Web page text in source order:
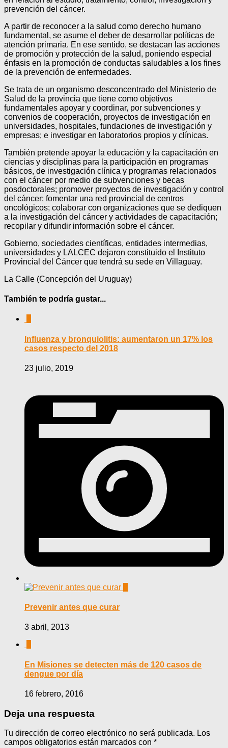
prevención del cáncer.
A partir de reconocer a la salud como derecho humano
fundamental, se asume el deber de desarrollar políticas de
atención primaria. En ese sentido, se destacan las acciones
de promoción y protección de la salud, poniendo especial
énfasis en la promoción de conductas saludables a los fines
de la prevención de enfermedades.
Se trata de un organismo desconcentrado del Ministerio de
Salud de la provincia que tiene como objetivos
fundamentales apoyar y coordinar, por subvenciones y
convenios de cooperación, proyectos de investigación en
universidades, hospitales, fundaciones de investigación y
empresas; e investigar en laboratorios propios y clínicas.
También pretende apoyar la educación y la capacitación en
ciencias y disciplinas para la participación en programas
básicos, de investigación clínica y programas relacionados
con el cáncer por medio de subvenciones y becas
posdoctorales; promover proyectos de investigación y control
del cáncer; fomentar una red provincial de centros
oncológicos; colaborar con organizaciones que se dediquen
a la investigación del cáncer y actividades de capacitación;
recopilar y difundir información sobre el cáncer.
Gobierno, sociedades científicas, entidades intermedias,
universidades y LALCEC dejaron constituido el Instituto
Provincial del Cáncer que tendrá su sede en Villaguay.
La Calle (Concepción del Uruguay)
También te podría gustar...
Influenza y bronquiolitis: aumentaron un 17% los
casos respecto del 2018
23 julio, 2019
Prevenir antes que curar
3 abril, 2013
En Misiones se detecten más de 120 casos de
dengue por día
16 febrero, 2016
Deja una respuesta
Tu dirección de correo electrónico no será publicada. Los
campos obligatorios están marcados con *